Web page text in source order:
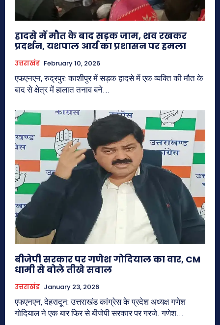
हादसे में मौत के बाद सड़क जाम, शव रखकर
प्रदर्शन, यशपाल आर्य का प्रशासन पर हमला
उत्तराखंड February 10, 2026
एफएनएन, रुद्रपुर: काशीपुर में सड़क हादसे में एक व्यक्ति की मौत के
बाद से क्षेत्र में हालात तनाव बने...
बीजेपी सरकार पर गणेश गोदियाल का वार, CM
धामी से बोले तीखे सवाल
उत्तराखंड January 23, 2026
एफएनएन, देहरादून: उत्तराखंड कांग्रेस के प्रदेश अध्यक्ष गणेश
गोदियाल ने एक बार फिर से बीजेपी सरकार पर गरजे. गणेश...